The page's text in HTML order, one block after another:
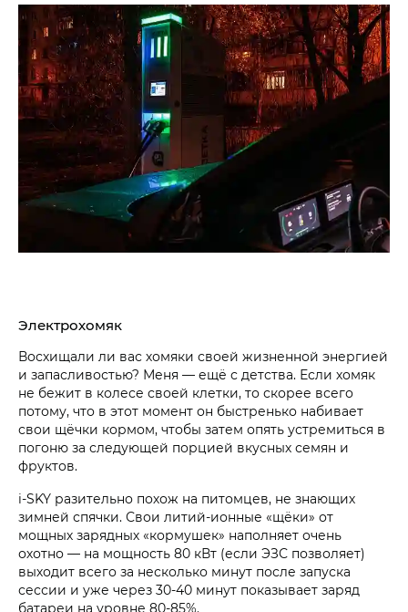
Электрохомяк
Восхищали ли вас хомяки своей жизненной энергией
и запасливостью? Меня — ещё с детства. Если хомяк
не бежит в колесе своей клетки, то скорее всего
потому, что в этот момент он быстренько набивает
свои щёчки кормом, чтобы затем опять устремиться в
погоню за следующей порцией вкусных семян и
фруктов.
i‑SKY разительно похож на питомцев, не знающих
зимней спячки. Свои литий-ионные «щёки» от
мощных зарядных «кормушек» наполняет очень
охотно — на мощность 80 кВт (если ЭЗС позволяет)
выходит всего за несколько минут после запуска
сессии и уже через 30-40 минут показывает заряд
батареи на уровне 80-85%.